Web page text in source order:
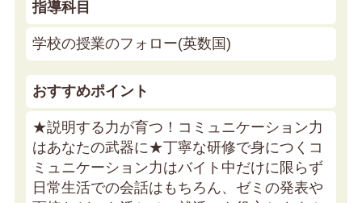
指導科目
学校の授業のフォロー(英数国)
おすすめポイント
★説明する力が育つ！コミュニケーション力
はあなたの武器に★丁寧な研修で身につくコ
ミュニケーション力はバイト中だけに限らず
日常生活での会話はもちろん、ゼミの発表や